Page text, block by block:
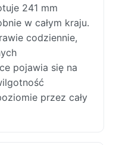
241 mm
w całym kraju.
codziennie,
pojawia się na
przez cały